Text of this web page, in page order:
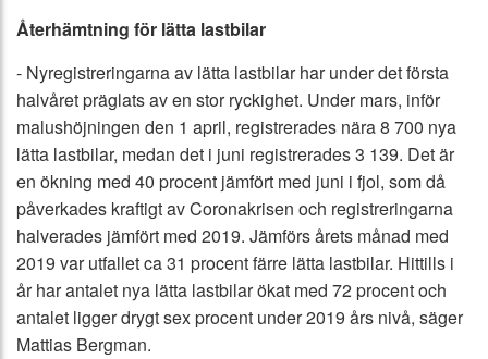
Återhämtning för lätta lastbilar
- Nyregistreringarna av lätta lastbilar har under det första
halvåret präglats av en stor ryckighet. Under mars, inför
malushöjningen den 1 april, registrerades nära 8 700 nya
lätta lastbilar, medan det i juni registrerades 3 139. Det är
en ökning med 40 procent jämfört med juni i fjol, som då
påverkades kraftigt av Coronakrisen och registreringarna
halverades jämfört med 2019. Jämförs årets månad med
2019 var utfallet ca 31 procent färre lätta lastbilar. Hittills i
år har antalet nya lätta lastbilar ökat med 72 procent och
antalet ligger drygt sex procent under 2019 års nivå, säger
Mattias Bergman.